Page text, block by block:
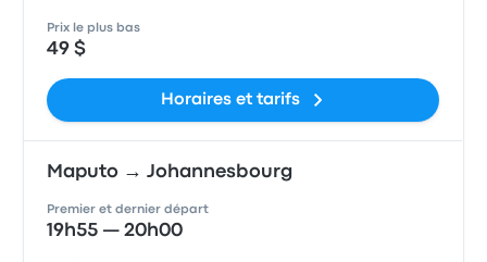
Prix le plus bas
49 $
Horaires et tarifs
Maputo → Johannesbourg
Premier et dernier départ
19h55 — 20h00